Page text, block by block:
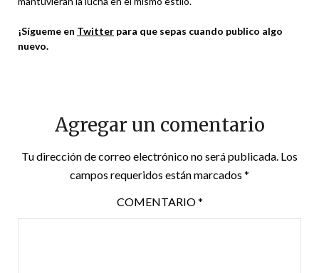
¡Sígueme en Twitter para que sepas cuando publico algo
nuevo.
Agregar un comentario
Tu dirección de correo electrónico no será publicada. Los
campos requeridos están marcados *
COMENTARIO*